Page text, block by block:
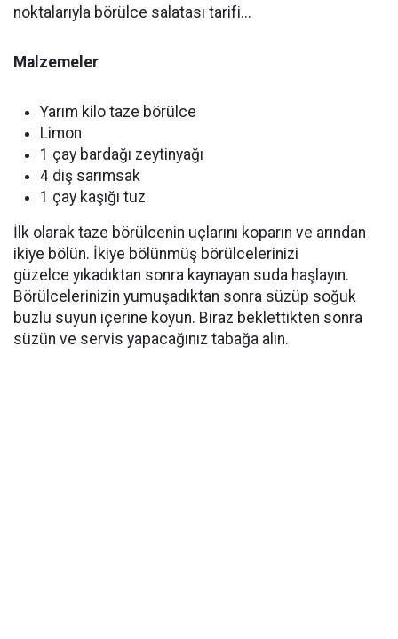
noktalarıyla börülce salatası tarifi...
Malzemeler
Yarım kilo taze börülce
Limon
1 çay bardağı zeytinyağı
4 diş sarımsak
1 çay kaşığı tuz
İlk olarak taze börülcenin uçlarını koparın ve arından
ikiye bölün. İkiye bölünmüş börülcelerinizi
güzelce yıkadıktan sonra kaynayan suda haşlayın.
Börülcelerinizin yumuşadıktan sonra süzüp soğuk
buzlu suyun içerine koyun. Biraz beklettikten sonra
süzün ve servis yapacağınız tabağa alın.